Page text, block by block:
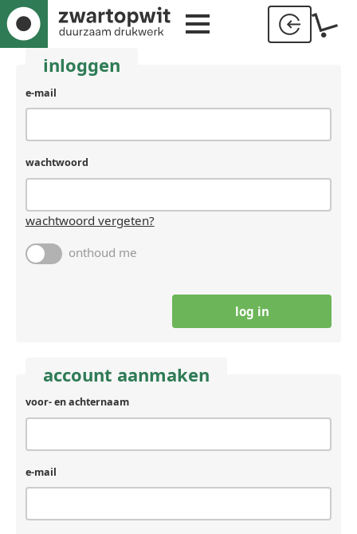
inloggen
gebruikersnaam
(laat
als
een
mens
e-mail
wachtwoord
wachtwoord vergeten?
onthoud me
account aanmaken
voor- en achternaam
e-mail